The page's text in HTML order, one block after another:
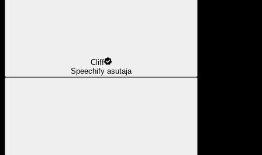
Cliff
Speechify asutaja